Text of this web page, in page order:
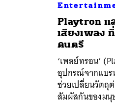
Playtron แ
เสียงเพลง
ดนตรี
‘เพลย์ทรอน’
อุปกรณ์จากแบร
ช่วยเปลี่ยนวัตถุ
สัมผัสกันของมนุ